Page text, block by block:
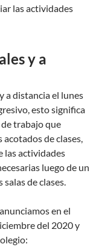
las actividades
y a
a distancia el lunes
esto significa
trabajo que
de clases,
las actividades
luego de un
de clases.
en el
del 2020 y